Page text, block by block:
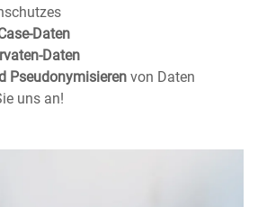
Daten
Daten
Pseudonymisieren von Daten
uns an!